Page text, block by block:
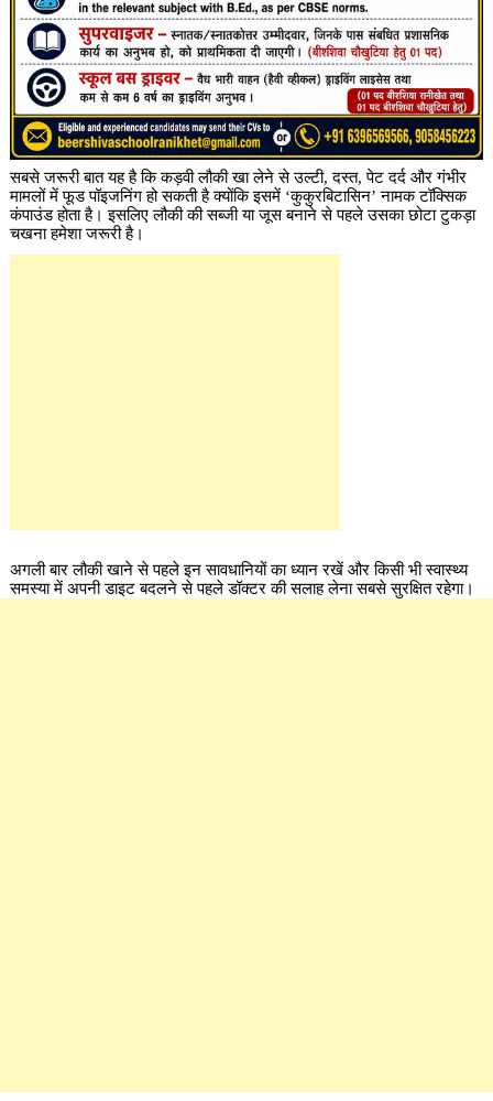
सबसे जरूरी बात यह है कि कड़वी लौकी खा लेने से उल्टी, दस्त, पेट दर्द और गंभीर
मामलों में फूड पॉइजनिंग हो सकती है क्योंकि इसमें ‘कुकुरबिटासिन’ नामक टॉक्सिक
कंपाउंड होता है। इसलिए लौकी की सब्जी या जूस बनाने से पहले उसका छोटा टुकड़ा
चखना हमेशा जरूरी है।
अगली बार लौकी खाने से पहले इन सावधानियों का ध्यान रखें और किसी भी स्वास्थ्य
समस्या में अपनी डाइट बदलने से पहले डॉक्टर की सलाह लेना सबसे सुरक्षित रहेगा।